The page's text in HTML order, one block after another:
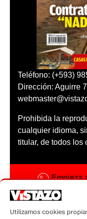
Teléfono: (+593)
Dirección: Aguirre
Prohibida la
cualquier idioma,
titular, de todos los
Empieza
Código
Utilizamos cookies